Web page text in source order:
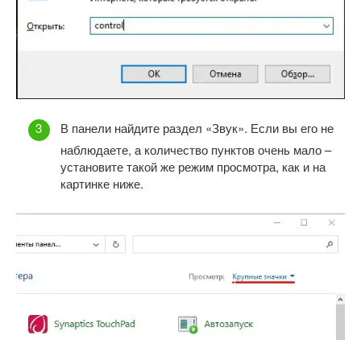
В панели найдите раздел «Звук». Если вы его не
наблюдаете, а количество пунктов очень мало –
установите такой же режим просмотра, как и на
картинке ниже.